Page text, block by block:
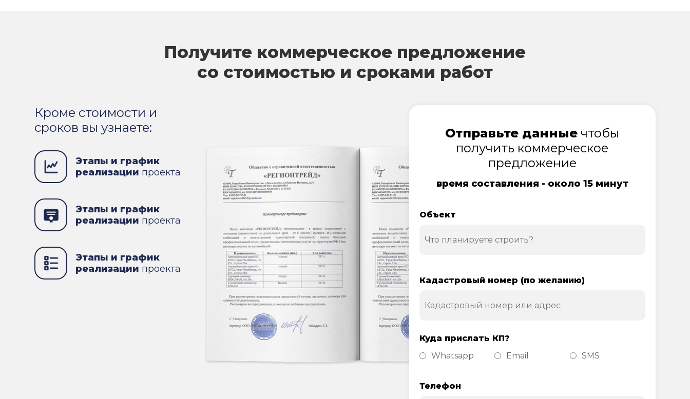
Получите коммерческое предложение
со стоимостью и сроками работ
Кроме стоимости и
сроков вы узнаете:
Этапы и график
реализации проекта
Этапы и график
реализации проекта
Этапы и график
реализации проекта
Отправьте данные чтобы
получить коммерческое
предложение
время составления - около 15 минут
Объект
Кадастровый номер (по желанию)
Куда прислать КП?
Whatsapp
Email SMS
Телефон